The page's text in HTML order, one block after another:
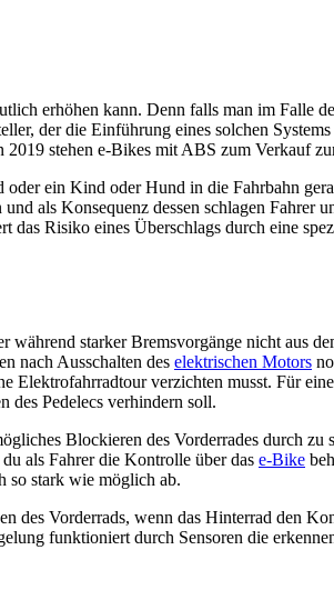
erhöhen kann. Denn falls man im Falle
der die Einführung eines solchen
stehen e-Bikes mit ABS zum Verkauf
ein Kind oder Hund in die Fahrbahn
als Konsequenz dessen schlagen Fahrer
Risiko eines Überschlags durch eine
starker Bremsvorgänge nicht aus
nach Ausschalten des elektrischen Motors
Elektrofahrradtour verzichten musst. Für
des Pedelecs verhindern soll.
Blockieren des Vorderrades durch
du als Fahrer die Kontrolle über das e-Bike
so stark wie möglich ab.
des Vorderrads, wenn das Hinterrad den
funktioniert durch Sensoren die